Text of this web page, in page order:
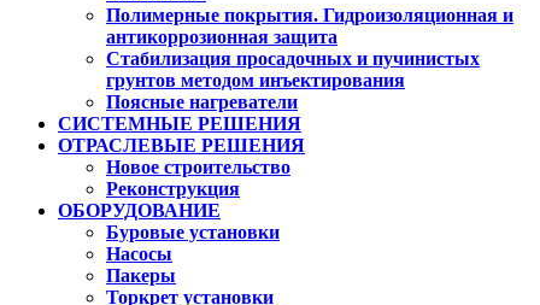
Полимерные покрытия. Гидроизоляционная и
антикоррозионная защита
Стабилизация просадочных и пучинистых
грунтов методом инъектирования
Поясные нагреватели
СИСТЕМНЫЕ РЕШЕНИЯ
ОТРАСЛЕВЫЕ РЕШЕНИЯ
Новое строительство
Реконструкция
ОБОРУДОВАНИЕ
Буровые установки
Насосы
Пакеры
Торкрет установки